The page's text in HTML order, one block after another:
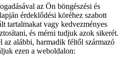
az Ön böngészési és
érdeklődési köréhez szabott
tartalmakat vagy kedvezményes
és mérni tudjuk azok sikerét.
az alábbi, harmadik féltől származó
ezen a weboldalon: